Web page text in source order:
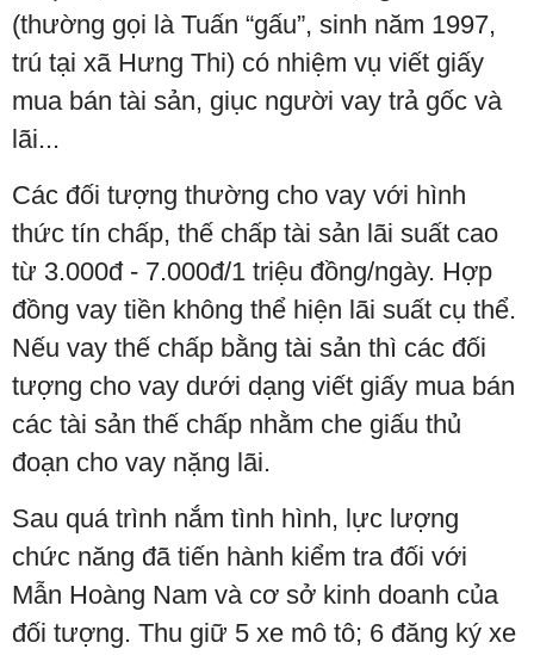
(thường gọi là Tuấn “gấu”, sinh năm 1997,
trú tại xã Hưng Thi) có nhiệm vụ viết giấy
mua bán tài sản, giục người vay trả gốc và
lãi...
Các đối tượng thường cho vay với hình
thức tín chấp, thế chấp tài sản lãi suất cao
từ 3.000đ - 7.000đ/1 triệu đồng/ngày. Hợp
đồng vay tiền không thể hiện lãi suất cụ thể.
Nếu vay thế chấp bằng tài sản thì các đối
tượng cho vay dưới dạng viết giấy mua bán
các tài sản thế chấp nhằm che giấu thủ
đoạn cho vay nặng lãi.
Sau quá trình nắm tình hình, lực lượng
chức năng đã tiến hành kiểm tra đối với
Mẫn Hoàng Nam và cơ sở kinh doanh của
đối tượng. Thu giữ 5 xe mô tô; 6 đăng ký xe